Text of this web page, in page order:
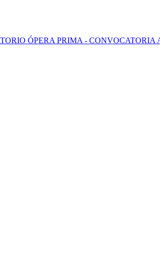
PRIMA - CONVOCATORIA ABIERTA